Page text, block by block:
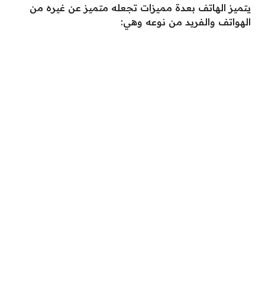
يتميز الهاتف بعدة مميزات تجعله متميز عن غيره من
الهواتف والفريد من نوعه وهي: